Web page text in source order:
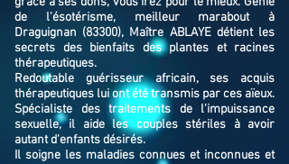
de l'ésotérisme, meilleur marabout à
Draguignan (83300), Maître ABLAYE détient les
secrets des bienfaits des plantes et racines
thérapeutiques.
Redoutable guérisseur africain, ses acquis
thérapeutiques lui ont été transmis par ces aïeux.
Spécialiste des traitements de l'impuissance
sexuelle, il aide les couples stériles à avoir
autant d'enfants désirés.
Il soigne les maladies connues et inconnues et